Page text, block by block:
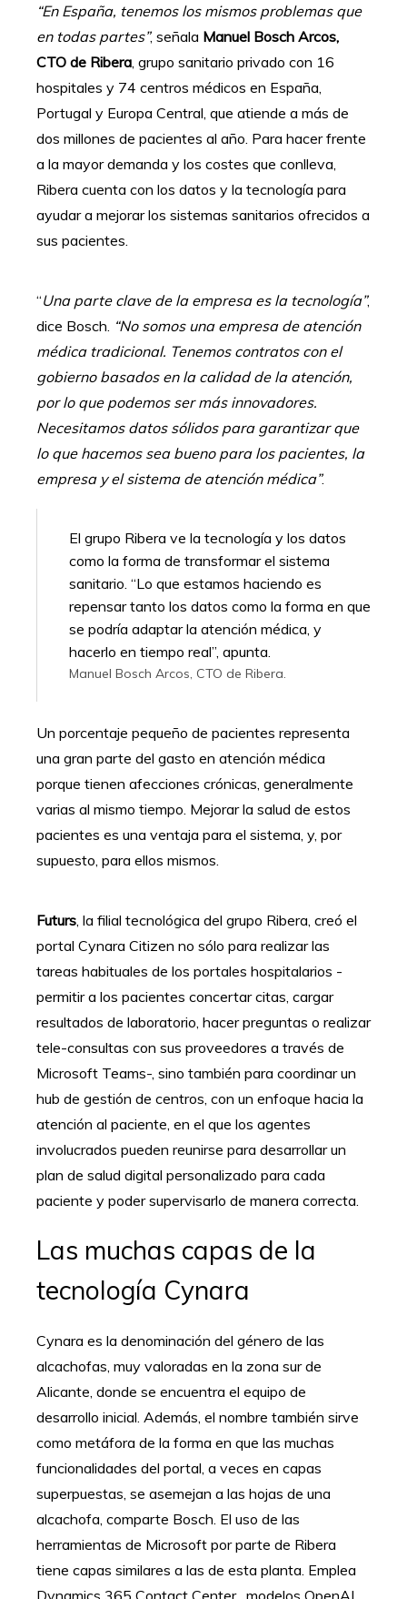
“En España, tenemos los mismos problemas que
en todas partes”, señala Manuel Bosch Arcos,
CTO de Ribera , grupo sanitario privado con 16
hospitales y 74 centros médicos en España,
Portugal y Europa Central, que atiende a más de
dos millones de pacientes al año. Para hacer frente
a la mayor demanda y los costes que conlleva,
Ribera cuenta con los datos y la tecnología para
ayudar a mejorar los sistemas sanitarios ofrecidos a
sus pacientes.
“Una parte clave de la empresa es la tecnología”,
dice Bosch. “No somos una empresa de atención
médica tradicional. Tenemos contratos con el
gobierno basados en la calidad de la atención,
por lo que podemos ser más innovadores.
Necesitamos datos sólidos para garantizar que
lo que hacemos sea bueno para los pacientes, la
empresa y el sistema de atención médica”.
El grupo Ribera ve la tecnología y los datos
como la forma de transformar el sistema
sanitario. “Lo que estamos haciendo es
repensar tanto los datos como la forma en que
se podría adaptar la atención médica, y
hacerlo en tiempo real”, apunta.
Manuel Bosch Arcos, CTO de Ribera.
Un porcentaje pequeño de pacientes representa
una gran parte del gasto en atención médica
porque tienen afecciones crónicas, generalmente
varias al mismo tiempo. Mejorar la salud de estos
pacientes es una ventaja para el sistema, y, por
supuesto, para ellos mismos.
Futurs , la filial tecnológica del grupo Ribera, creó el
portal Cynara Citizen no sólo para realizar las
tareas habituales de los portales hospitalarios -
permitir a los pacientes concertar citas, cargar
resultados de laboratorio, hacer preguntas o realizar
tele-consultas con sus proveedores a través de
Microsoft Teams-, sino también para coordinar un
hub de gestión de centros, con un enfoque hacia la
atención al paciente, en el que los agentes
involucrados pueden reunirse para desarrollar un
plan de salud digital personalizado para cada
paciente y poder supervisarlo de manera correcta.
Las muchas capas de la
tecnología Cynara
Cynara es la denominación del género de las
alcachofas, muy valoradas en la zona sur de
Alicante, donde se encuentra el equipo de
desarrollo inicial. Además, el nombre también sirve
como metáfora de la forma en que las muchas
funcionalidades del portal, a veces en capas
superpuestas, se asemejan a las hojas de una
alcachofa, comparte Bosch. El uso de las
herramientas de Microsoft por parte de Ribera
tiene capas similares a las de esta planta. Emplea